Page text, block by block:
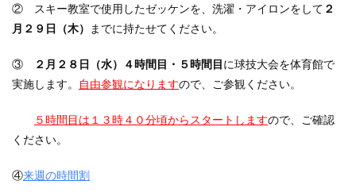
② スキー教室で使用したゼッケンを、洗濯・アイロンをして ２
月２９日（木）
までに持たせてください。
③ ２月２８日（水）４時間目・５時間目 に球技大会を体育館で
実施します。
自由参観になりますので、ご参観ください。
５時間目は１３時４０分頃からスタートしますので、ご確認
ください。
④来週の時間割